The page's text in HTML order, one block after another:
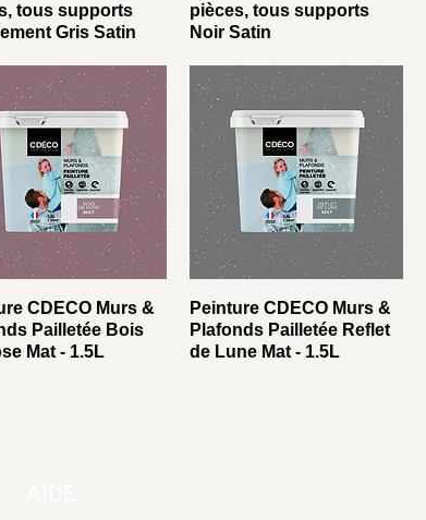
tous supports
Gris Satin
pièces, tous supports
Noir Satin
CDECO Murs &
Pailletée Bois
Mat - 1.5L
Peinture CDECO Murs &
Plafonds Pailletée Reflet
de Lune Mat - 1.5L